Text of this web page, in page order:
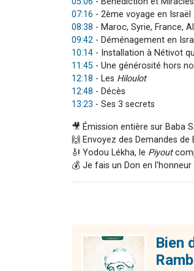
07:16 - 2ème voyage en Israël
08:38 - Maroc, Syrie, France,
09:42 - Déménagement en
10:14 - Installation à Nétivot
11:45 - Une générosité hors
12:18 - Les Hiloulot
12:48 - Décès
13:23 - Ses 3 secrets
🎥 Émission entière sur Baba
🙌 Envoyez des Demandes de
🎻 Yodou Lékha, le Piyout
💰 Je fais un Don en l'honneur
Bien